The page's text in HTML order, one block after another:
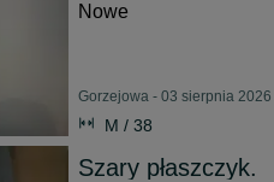
Nowe
Gorzejowa - 03 sierpnia 2026
M / 38
Szary płaszczyk.